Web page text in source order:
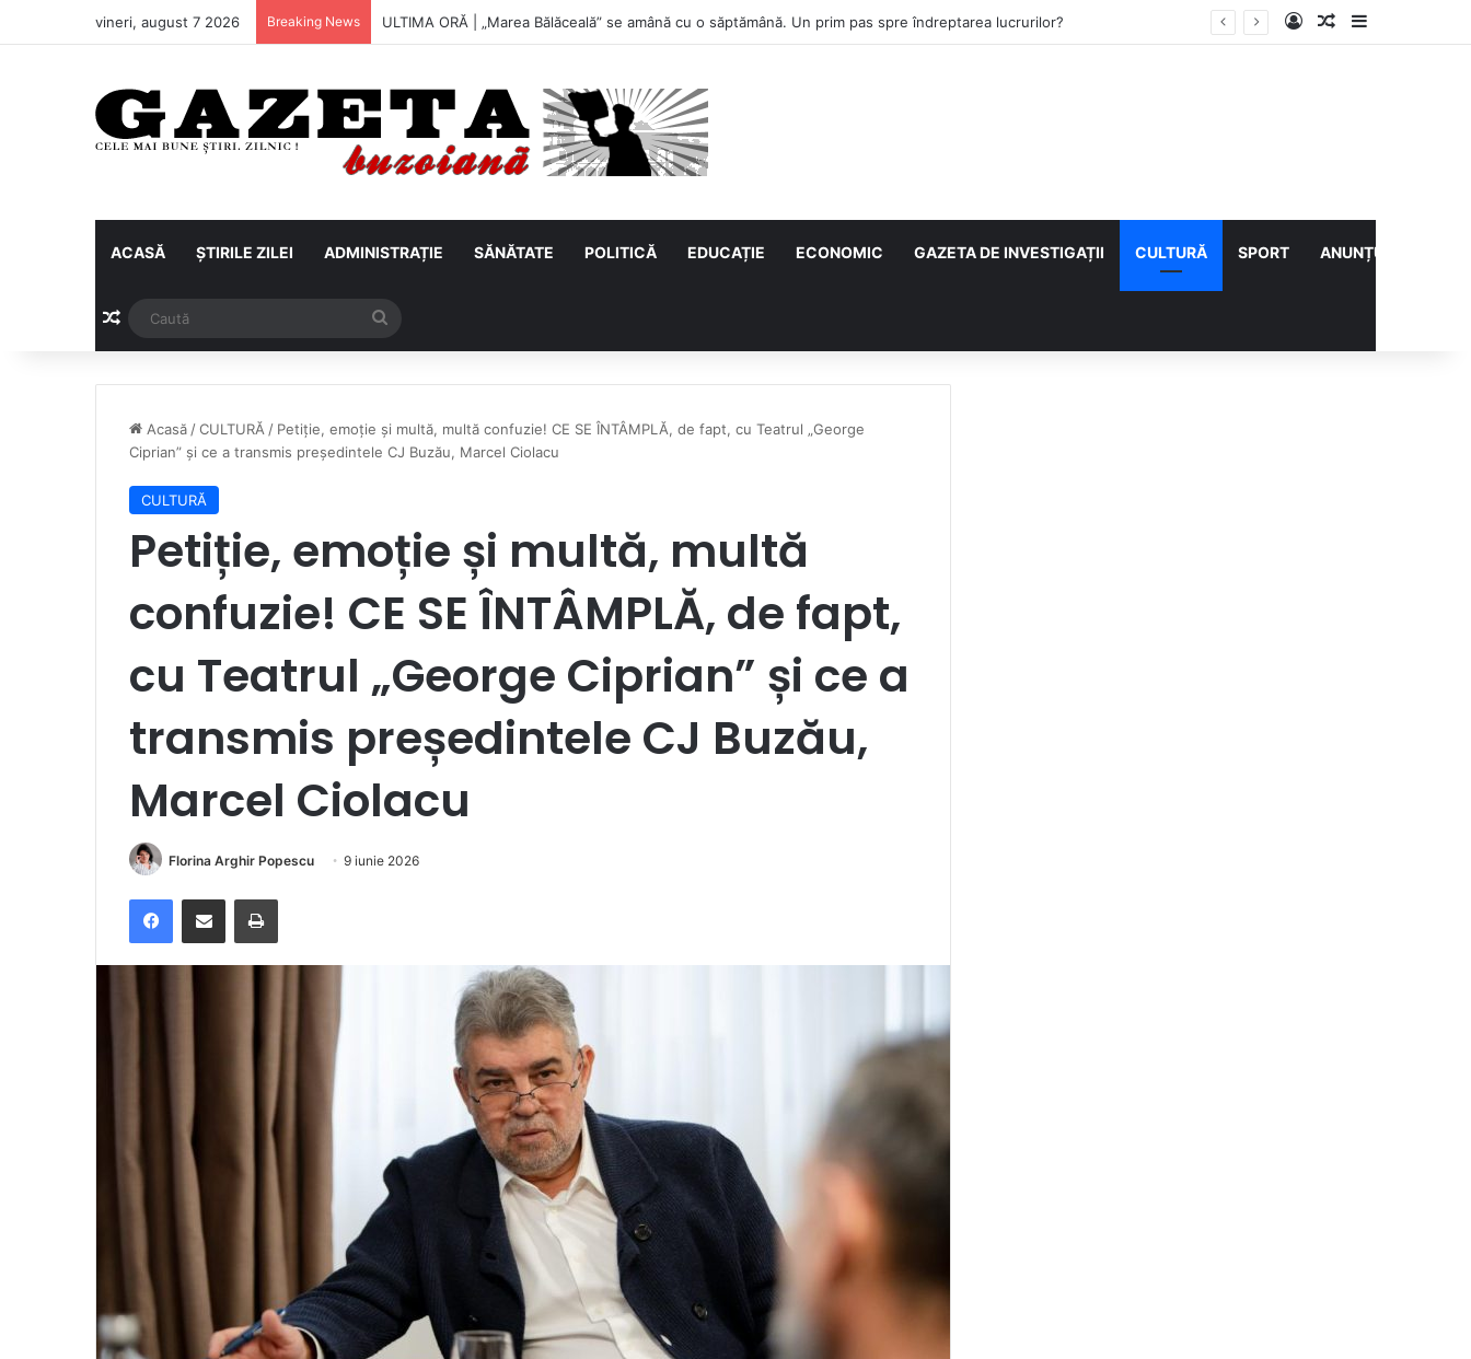
vineri, august 7 2026 Breaking News Metalul Buzău, primul meci acasă în noul sezon de Liga 2. Obiectiv clar înaintea duelului cu CS Afumați Log InArticol aleatoriu
Sidebar
ACASĂ ȘTIRILE ZILEI ADMINISTRAȚIE SĂNĂTATE POLITICĂ EDUCAȚIE ECONOMIC GAZETA DE INVESTIGAȚII CULTURĂ SPORT ANUNȚURI
Articol aleatoriu
Acasă /CULTURĂ / Petiție, emoție și multă, multă confuzie! CE SE ÎNTÂMPLĂ, de fapt, cu Teatrul „George
Ciprian” și ce a transmis președintele CJ Buzău, Marcel Ciolacu
CULTURĂ
Petiție, emoție și multă, multă
confuzie! CE SE ÎNTÂMPLĂ, de fapt,
cu Teatrul „George Ciprian” și ce a
transmis președintele CJ Buzău,
Marcel Ciolacu
Florina Arghir Popescu 9 iunie 2026
FacebookDistribuie prin e-mail Imprimare